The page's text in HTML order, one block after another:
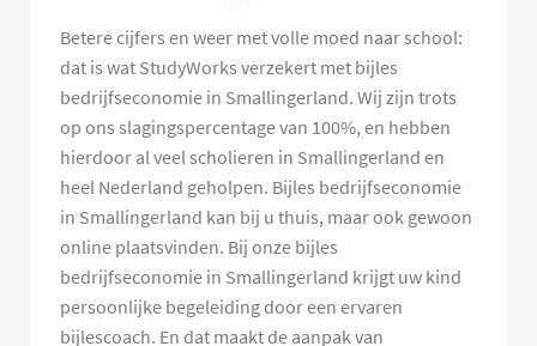
Betere cijfers en weer met volle moed naar school:
dat is wat StudyWorks verzekert met bijles
bedrijfseconomie in Smallingerland. Wij zijn trots
op ons slagingspercentage van 100%, en hebben
hierdoor al veel scholieren in Smallingerland en
heel Nederland geholpen. Bijles bedrijfseconomie
in Smallingerland kan bij u thuis, maar ook gewoon
online plaatsvinden. Bij onze bijles
bedrijfseconomie in Smallingerland krijgt uw kind
persoonlijke begeleiding door een ervaren
bijlescoach. En dat maakt de aanpak van